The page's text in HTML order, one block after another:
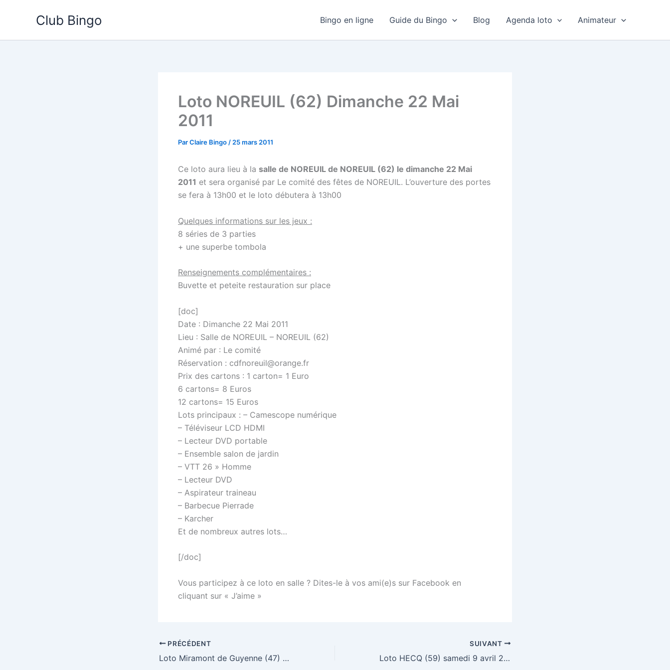
Club Bingo Bingo en ligne Guide du Bingo Blog Agenda loto Animateur
Loto NOREUIL (62) Dimanche 22 Mai
2011
ParClaire Bingo / 25 mars 2011
Ce loto aura lieu à la salle de NOREUIL de NOREUIL (62) le dimanche 22 Mai
2011 et sera organisé par Le comité des fêtes de NOREUIL. L’ouverture des portes
se fera à 13h00 et le loto débutera à 13h00
Quelques informations sur les jeux :
8 séries de 3 parties
+ une superbe tombola
Renseignements complémentaires :
Buvette et peteite restauration sur place
[doc]
Date : Dimanche 22 Mai 2011
Lieu : Salle de NOREUIL – NOREUIL (62)
Animé par : Le comité
Réservation : cdfnoreuil@orange.fr
Prix des cartons : 1 carton= 1 Euro
6 cartons= 8 Euros
12 cartons= 15 Euros
Lots principaux : – Camescope numérique
– Téléviseur LCD HDMI
– Lecteur DVD portable
– Ensemble salon de jardin
– VTT 26 » Homme
– Lecteur DVD
– Aspirateur traineau
– Barbecue Pierrade
– Karcher
Et de nombreux autres lots…
[/doc]
Vous participez à ce loto en salle ? Dites-le à vos ami(e)s sur Facebook en
cliquant sur « J’aime »
PRÉCÉDENT
Loto Miramont de Guyenne (47) Dimanche 10 Avril 2011
SUIVANT
Loto HECQ (59) samedi 9 avril 2011